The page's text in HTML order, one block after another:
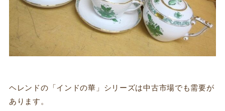
ヘレンドの「インドの華」シリーズは中古市場でも需要が
あります。